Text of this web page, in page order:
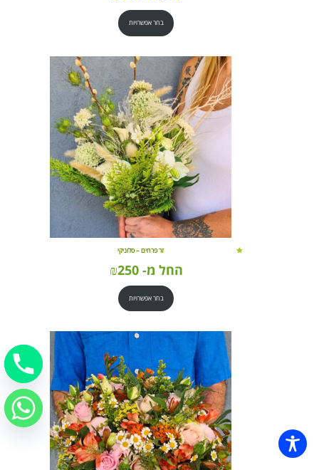
בחר אפשרויות
זר פרחים – סלוניקי
החל מ- ₪250
בחר אפשרויות